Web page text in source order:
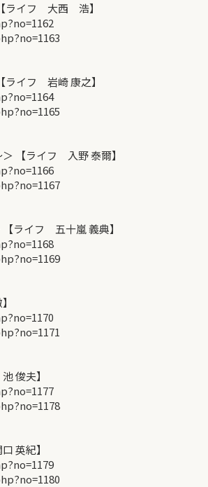
ライフ 大西 浩】
ライフ 岩崎 康之】
【ライフ 入野 泰爾】
ライフ 五十嵐 義典】
俊夫】
英紀】